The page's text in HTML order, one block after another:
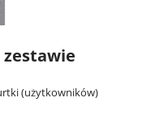
zestawie
(użytkowników)